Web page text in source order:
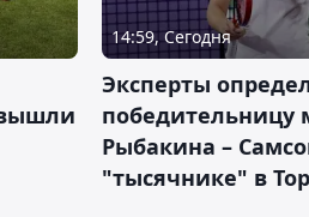
14:59, Сегодня
Эксперты
победительницу
Рыбакина –
"тысячнике" в